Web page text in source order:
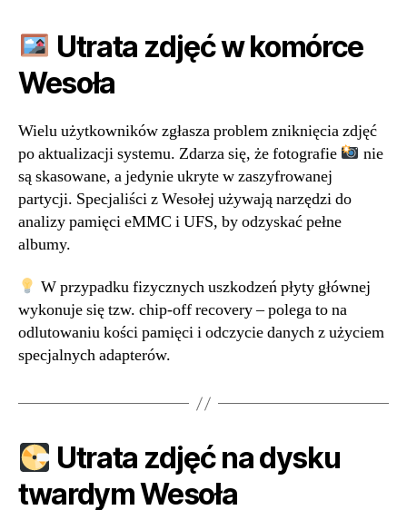
Utrata zdjęć w komórce
Wesoła
Wielu użytkowników zgłasza problem zniknięcia zdjęć
po aktualizacji systemu. Zdarza się, że fotografie
nie
są skasowane, a jedynie ukryte w zaszyfrowanej
partycji. Specjaliści z Wesołej używają narzędzi do
analizy pamięci eMMC i UFS, by odzyskać pełne
albumy.
W przypadku fizycznych uszkodzeń płyty głównej
wykonuje się tzw. chip-off recovery – polega to na
odlutowaniu kości pamięci i odczycie danych z użyciem
specjalnych adapterów.
Utrata zdjęć na dysku
twardym Wesoła